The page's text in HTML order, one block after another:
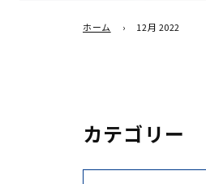
ホーム › 12月 2022
カテゴリー